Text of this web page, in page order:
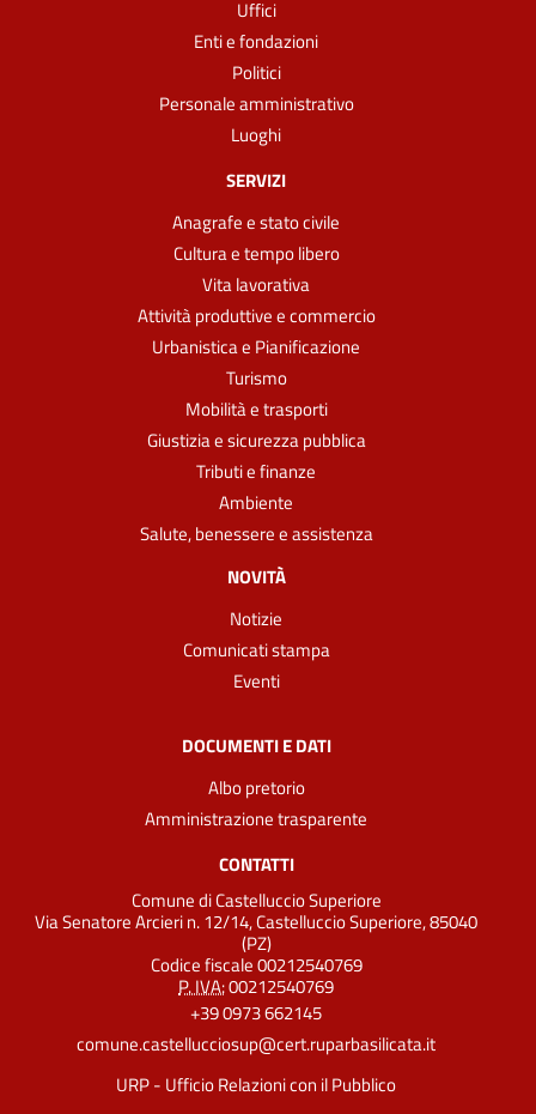
Uffici
Enti e fondazioni
Politici
Personale amministrativo
Luoghi
SERVIZI
Anagrafe e stato civile
Cultura e tempo libero
Vita lavorativa
Attività produttive e commercio
Urbanistica e Pianificazione
Turismo
Mobilità e trasporti
Giustizia e sicurezza pubblica
Tributi e finanze
Ambiente
Salute, benessere e assistenza
NOVITÀ
Notizie
Comunicati stampa
Eventi
DOCUMENTI E DATI
Albo pretorio
Amministrazione trasparente
CONTATTI
Comune di Castelluccio Superiore
Via Senatore Arcieri n. 12/14, Castelluccio Superiore, 85040
(PZ)
Codice fiscale 00212540769
P. IVA:00212540769
+39 0973 662145
comune.castellucciosup@cert.ruparbasilicata.it
URP - Ufficio Relazioni con il Pubblico